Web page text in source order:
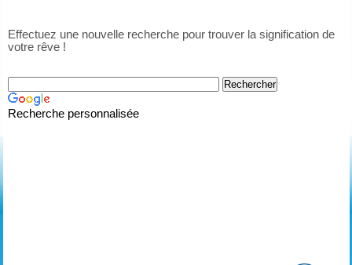
Effectuez une nouvelle recherche pour trouver la signification de
votre rêve !
Recherche personnalisée